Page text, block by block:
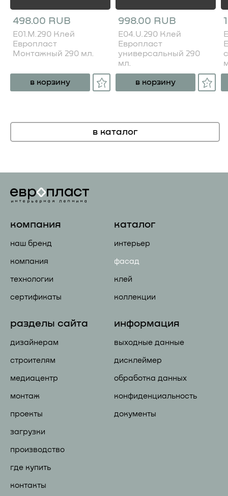
498.00 RUB
E01.M.290 Клей
Европласт
Монтажный 290 мл.
в корзину
998.00 RUB
E04.U.290 Клей
Европласт
универсальный 290
мл.
в корзину
в каталог
компания
наш бренд
компания
технологии
сертификаты
каталог
интерьер
фасад
клей
коллекции
разделы сайта
дизайнерам
строителям
медиацентр
монтаж
проекты
загрузки
производство
где купить
контакты
информация
выходные данные
дисклеймер
обработка данных
конфиденциальность
документы